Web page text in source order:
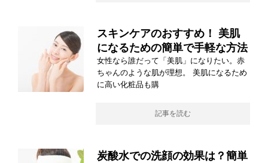
スキンケアのおすすめ！ 美肌
になるための簡単で手軽な方法
女性なら誰だって「美肌」になりたい。赤
ちゃんのような肌が理想。 美肌になるため
に高い化粧品も購
記事を読む
炭酸水での洗顔の効果は？簡単